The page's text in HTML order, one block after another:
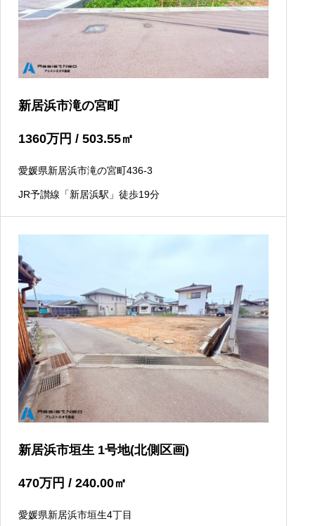
新居浜市滝の宮町
1360万円 / 503.55㎡
愛媛県新居浜市滝の宮町436-3
JR予讃線「新居浜駅」徒歩19分
新居浜市垣生 1号地(北側区画)
470万円 / 240.00㎡
愛媛県新居浜市垣生4丁目